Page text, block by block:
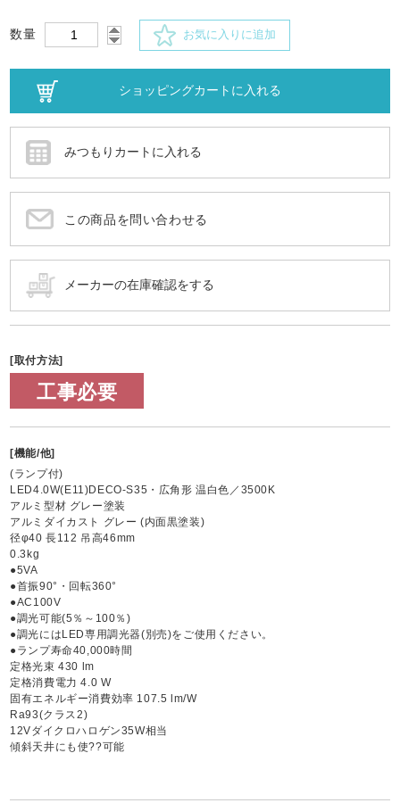
数量 お気に入りに追加
この商品を問い合わせる
[取付方法]
工事必要
[機能/他]
(ランプ付)
LED4.0W(E11)DECO-S35・広角形 温白色／3500K
アルミ型材 グレー塗装
アルミダイカスト グレー (内面黒塗装)
径φ40 長112 吊高46mm
0.3kg
●5VA
●首振90°・回転360°
●AC100V
●調光可能(5％～100％)
●調光にはLED専用調光器(別売)をご使用ください。
●ランプ寿命40,000時間
定格光束 430 lm
定格消費電力 4.0 W
固有エネルギー消費効率 107.5 lm/W
Ra93(クラス2)
12Vダイクロハロゲン35W相当
傾斜天井にも使??可能